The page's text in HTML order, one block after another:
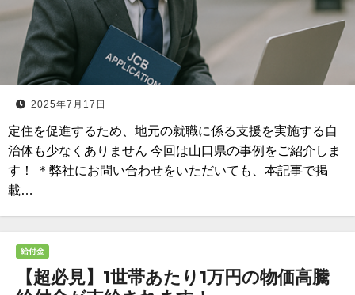
2025年7月17日
定住を促進するため、地元の就職に係る支援を実施する自
治体も少なくありません 今回は山口県の事例をご紹介しま
す！ ＊弊社にお問い合わせをいただいても、本記事で掲
載…
給付金
【超必見】1世帯あたり1万円の物価高騰